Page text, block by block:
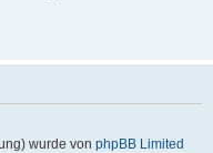
wurde von phpBB Limited